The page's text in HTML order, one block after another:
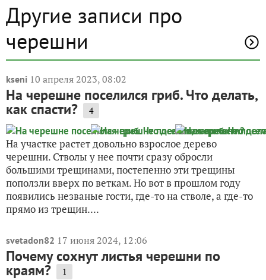
Другие записи про
черешни
kseni 10 апреля 2023, 08:02
На черешне поселился гриб. Что делать,
как спасти? 4
На участке растет довольно взрослое дерево
черешни. Стволы у нее почти сразу обросли
большими трещинами, постепенно эти трещины
поползли вверх по веткам. Но вот в прошлом году
появились незваные гости, где-то на стволе, а где-то
прямо из трещин....
svetadon82 17 июня 2024, 12:06
Почему сохнут листья черешни по
краям? 1